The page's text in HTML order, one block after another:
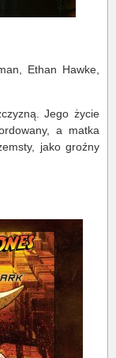
Ethan Hawke,
Jego życie
a matka
jako groźny